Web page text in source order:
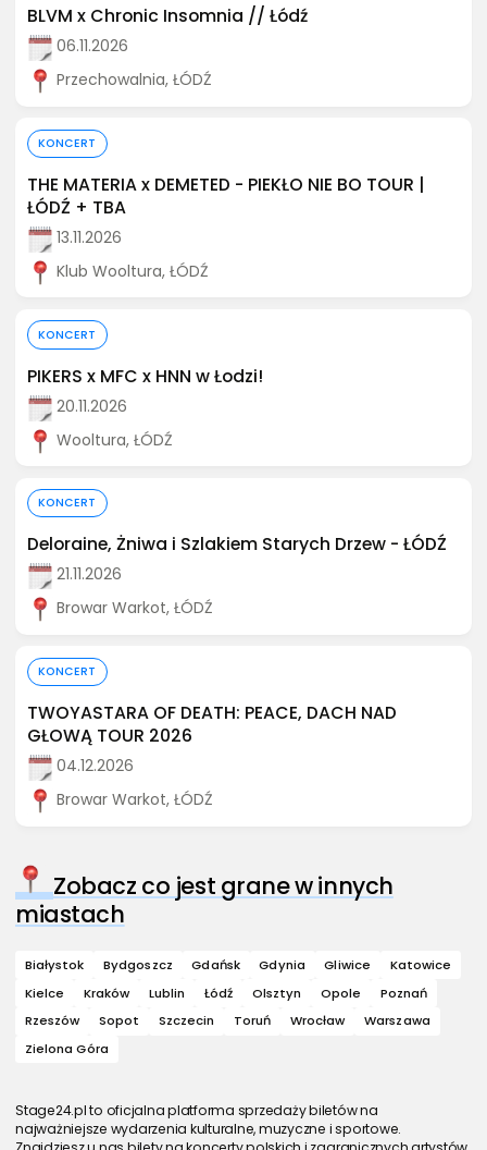
BLVM x Chronic Insomnia // Łódź
06.11.2026
Przechowalnia, ŁÓDŹ
KONCERT
THE MATERIA x DEMETED - PIEKŁO NIE BO TOUR |
ŁÓDŹ + TBA
13.11.2026
Klub Wooltura, ŁÓDŹ
KONCERT
PIKERS x MFC x HNN w Łodzi!
20.11.2026
Wooltura, ŁÓDŹ
KONCERT
Deloraine, Żniwa i Szlakiem Starych Drzew - ŁÓDŹ
21.11.2026
Browar Warkot, ŁÓDŹ
KONCERT
TWOYASTARA OF DEATH: PEACE, DACH NAD
GŁOWĄ TOUR 2026
04.12.2026
Browar Warkot, ŁÓDŹ
Zobacz co jest grane w innych
miastach
Białystok Bydgoszcz Gdańsk Gdynia Gliwice
Katowice
Kielce
Kraków Lublin Łódź Olsztyn Opole
Poznań
Rzeszów
Sopot Szczecin Toruń Wrocław
Warszawa
Zielona Góra
Stage24.pl to oficjalna platforma sprzedaży biletów na
najważniejsze wydarzenia kulturalne, muzyczne i sportowe.